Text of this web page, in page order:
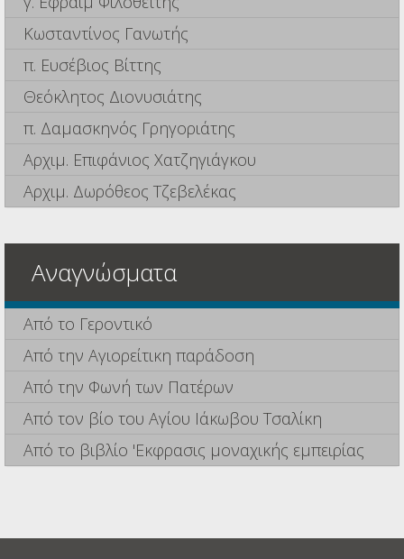
Κωσταντίνος Γανωτής
π. Ευσέβιος Βίττης
Θεόκλητος Διονυσιάτης
π. Δαμασκηνός Γρηγοριάτης
Αρχιμ. Επιφάνιος Χατζηγιάγκου
Αρχιμ. Δωρόθεος Τζεβελέκας
Αναγνώσματα
Από το Γεροντικό
Από την Αγιορείτικη παράδοση
Από την Φωνή των Πατέρων
Από τον βίο του Αγίου Ιάκωβου Τσαλίκη
Από το βιβλίο 'Εκφρασις μοναχικής εμπειρίας